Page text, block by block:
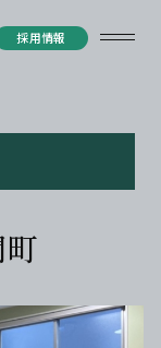
採用情報